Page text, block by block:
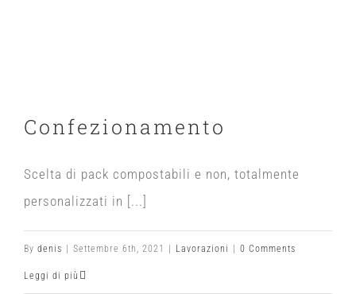
Confezionamento
Scelta di pack compostabili e non, totalmente
personalizzati in [...]
By denis Settembre 6th, 2021 Lavorazioni 0 Comments
Leggi di più